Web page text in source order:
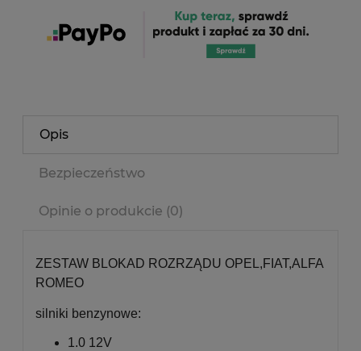
Opis
Bezpieczeństwo
Opinie o produkcie (0)
ZESTAW BLOKAD ROZRZĄDU OPEL,FIAT,ALFA
ROMEO
silniki benzynowe:
1.0 12V